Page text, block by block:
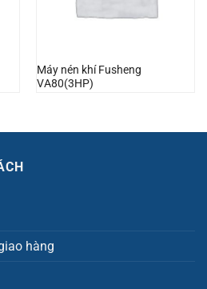
Máy nén khí Fusheng
VA80(3HP)
hàng